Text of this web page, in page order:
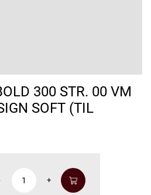
300 STR. 00 VM
SOFT (TIL
+